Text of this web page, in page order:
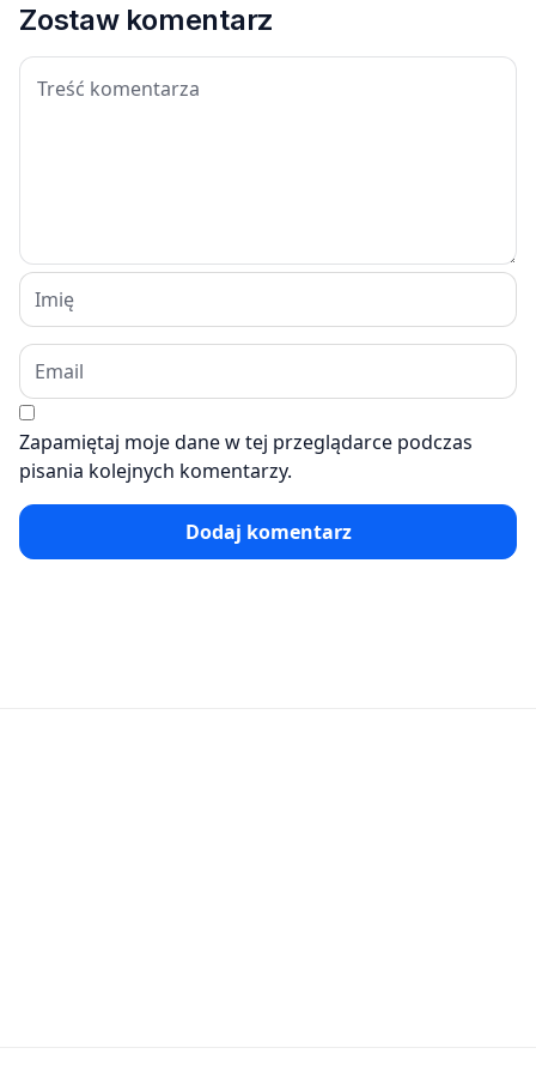
Zostaw komentarz
Zapamiętaj moje dane w tej przeglądarce podczas
pisania kolejnych komentarzy.
Dodaj komentarz